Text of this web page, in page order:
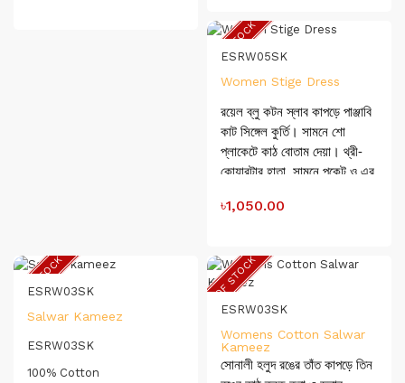
OUT OF STOCK
ESRW05SK
Women Stige Dress
রয়েল ব্লু কটন স্লাব কাপড়ে পাঞ্জাবি
কাট সিঙ্গেল কুর্তি। সামনে শো
প্লাকেটে কাঠ বোতাম দেয়া। থ্রী-
কোয়ারটার হাতা, সামনে পকেট ও এর
সাইজঃ ৩৬, ৩৮, ৪০, ৪২, ৪৪, ৪৬।
৳1,050.00
OUT OF STOCK
ESRW03SK
Salwar Kameez
ESRW03SK
100% Cotton
OUT OF STOCK
ESRW03SK
Womens Cotton Salwar
Kameez
সোনালী হলুদ রঙের তাঁত কাপড়ে তিন